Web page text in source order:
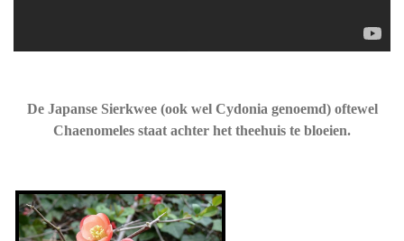
De Japanse Sierkwee (ook wel Cydonia genoemd) oftewel
Chaenomeles staat achter het theehuis te bloeien.